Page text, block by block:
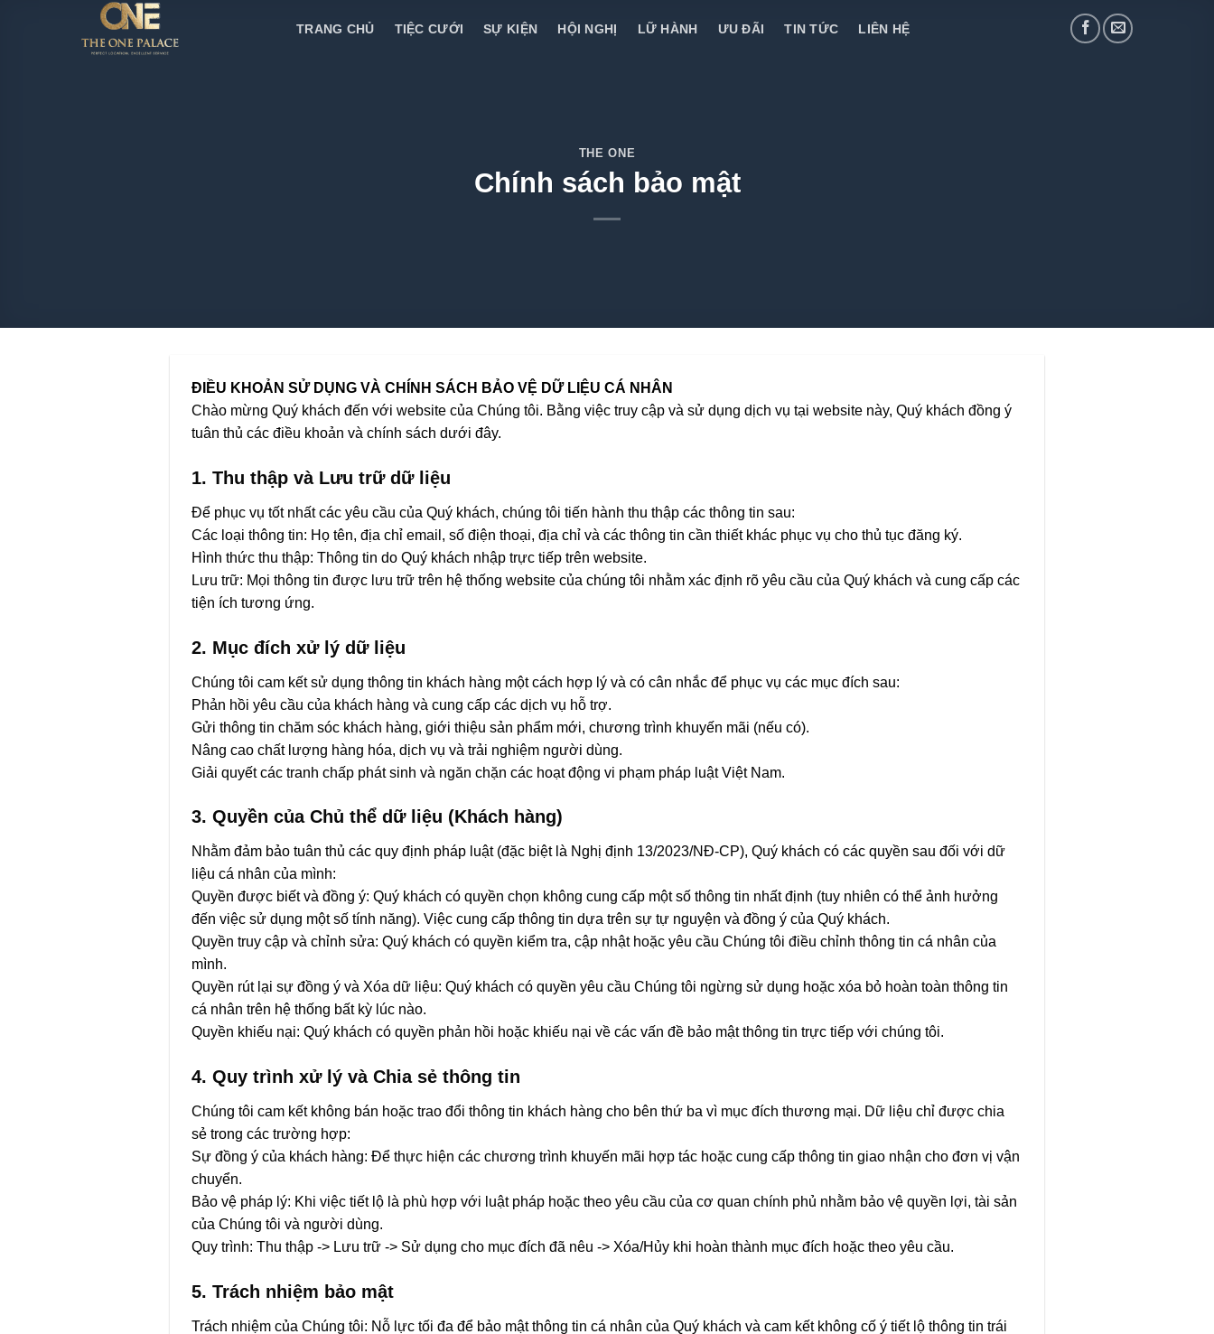
TRANG CHỦ TIỆC CƯỚI SỰ KIỆN HỘI NGHỊ LỮ HÀNH ƯU ĐÃI TIN TỨC LIÊN HỆ
THE ONE
Chính sách bảo mật
ĐIỀU KHOẢN SỬ DỤNG VÀ CHÍNH SÁCH BẢO VỆ DỮ LIỆU CÁ NHÂN
Chào mừng Quý khách đến với website của Chúng tôi. Bằng việc truy cập và sử dụng dịch vụ tại website này, Quý khách đồng ý
tuân thủ các điều khoản và chính sách dưới đây.
1. Thu thập và Lưu trữ dữ liệu
Để phục vụ tốt nhất các yêu cầu của Quý khách, chúng tôi tiến hành thu thập các thông tin sau:
Các loại thông tin: Họ tên, địa chỉ email, số điện thoại, địa chỉ và các thông tin cần thiết khác phục vụ cho thủ tục đăng ký.
Hình thức thu thập: Thông tin do Quý khách nhập trực tiếp trên website.
Lưu trữ: Mọi thông tin được lưu trữ trên hệ thống website của chúng tôi nhằm xác định rõ yêu cầu của Quý khách và cung cấp các
tiện ích tương ứng.
2. Mục đích xử lý dữ liệu
Chúng tôi cam kết sử dụng thông tin khách hàng một cách hợp lý và có cân nhắc để phục vụ các mục đích sau:
Phản hồi yêu cầu của khách hàng và cung cấp các dịch vụ hỗ trợ.
Gửi thông tin chăm sóc khách hàng, giới thiệu sản phẩm mới, chương trình khuyến mãi (nếu có).
Nâng cao chất lượng hàng hóa, dịch vụ và trải nghiệm người dùng.
Giải quyết các tranh chấp phát sinh và ngăn chặn các hoạt động vi phạm pháp luật Việt Nam.
3. Quyền của Chủ thể dữ liệu (Khách hàng)
Nhằm đảm bảo tuân thủ các quy định pháp luật (đặc biệt là Nghị định 13/2023/NĐ-CP), Quý khách có các quyền sau đối với dữ
liệu cá nhân của mình:
Quyền được biết và đồng ý: Quý khách có quyền chọn không cung cấp một số thông tin nhất định (tuy nhiên có thể ảnh hưởng
đến việc sử dụng một số tính năng). Việc cung cấp thông tin dựa trên sự tự nguyện và đồng ý của Quý khách.
Quyền truy cập và chỉnh sửa: Quý khách có quyền kiểm tra, cập nhật hoặc yêu cầu Chúng tôi điều chỉnh thông tin cá nhân của
mình.
Quyền rút lại sự đồng ý và Xóa dữ liệu: Quý khách có quyền yêu cầu Chúng tôi ngừng sử dụng hoặc xóa bỏ hoàn toàn thông tin
cá nhân trên hệ thống bất kỳ lúc nào.
Quyền khiếu nại: Quý khách có quyền phản hồi hoặc khiếu nại về các vấn đề bảo mật thông tin trực tiếp với chúng tôi.
4. Quy trình xử lý và Chia sẻ thông tin
Chúng tôi cam kết không bán hoặc trao đổi thông tin khách hàng cho bên thứ ba vì mục đích thương mại. Dữ liệu chỉ được chia
sẻ trong các trường hợp:
Sự đồng ý của khách hàng: Để thực hiện các chương trình khuyến mãi hợp tác hoặc cung cấp thông tin giao nhận cho đơn vị vận
chuyển.
Bảo vệ pháp lý: Khi việc tiết lộ là phù hợp với luật pháp hoặc theo yêu cầu của cơ quan chính phủ nhằm bảo vệ quyền lợi, tài sản
của Chúng tôi và người dùng.
Quy trình: Thu thập -> Lưu trữ -> Sử dụng cho mục đích đã nêu -> Xóa/Hủy khi hoàn thành mục đích hoặc theo yêu cầu.
5. Trách nhiệm bảo mật
Trách nhiệm của Chúng tôi: Nỗ lực tối đa để bảo mật thông tin cá nhân của Quý khách và cam kết không cố ý tiết lộ thông tin trái